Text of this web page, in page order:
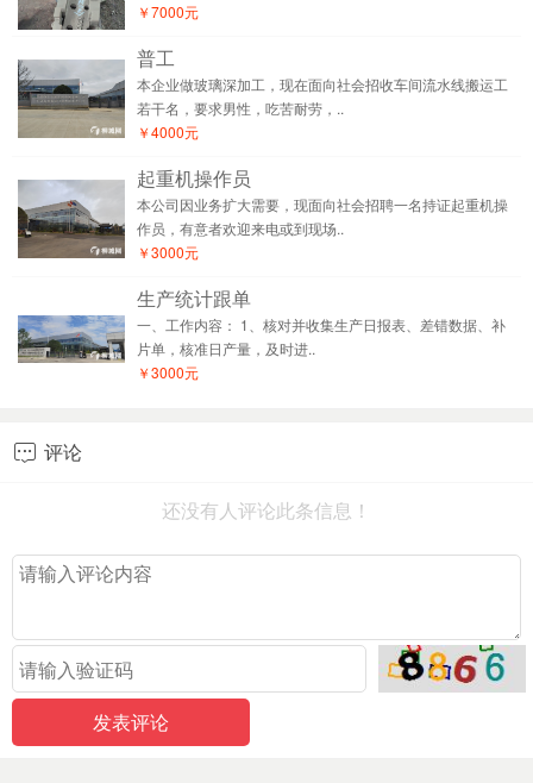
￥7000元
普工
本企业做玻璃深加工，现在面向社会招收车间流水线搬运工
若干名，要求男性，吃苦耐劳，..
￥4000元
起重机操作员
本公司因业务扩大需要，现面向社会招聘一名持证起重机操
作员，有意者欢迎来电或到现场..
￥3000元
生产统计跟单
一、工作内容： 1、核对并收集生产日报表、差错数据、补
片单，核准日产量，及时进..
￥3000元
 评论
还没有人评论此条信息！